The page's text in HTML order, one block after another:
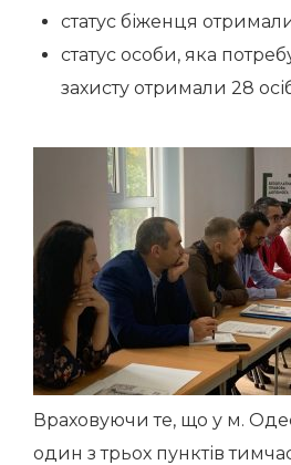
статус біженця отримали
статус особи, яка
захисту отримали 28
Враховуючи те, що у м.
один з трьох пунктів